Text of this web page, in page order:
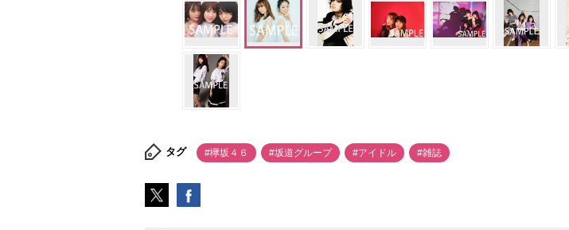
タグ #欅坂４６ #坂道グループ #アイドル #雑誌